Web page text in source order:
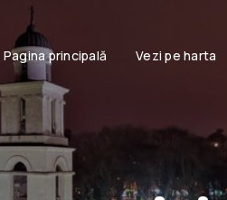
Pagina principală Vezi pe harta